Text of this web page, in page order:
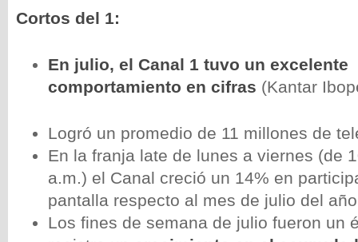
Cortos del 1:
En julio, el Canal 1 tuvo un excelente
comportamiento en cifras (Kantar
Logró un promedio de 11 millones de
En la franja late de lunes a viernes (de
a.m.) el Canal creció un 14% en
pantalla respecto al mes de julio del
Los fines de semana de julio fueron un